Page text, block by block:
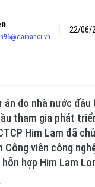
22/06/
án do nhà nước
tham gia phát
Him Lam đã
Công viên công
hỗn hợp Him Lam